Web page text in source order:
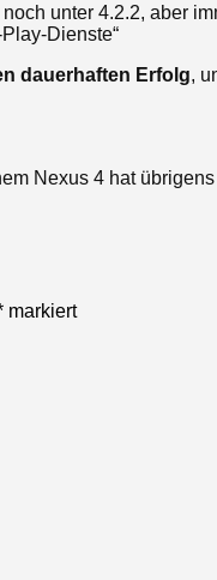
unter 4.2.2, aber
Dienste“
dauerhaften Erfolg,
Nexus 4 hat
markiert